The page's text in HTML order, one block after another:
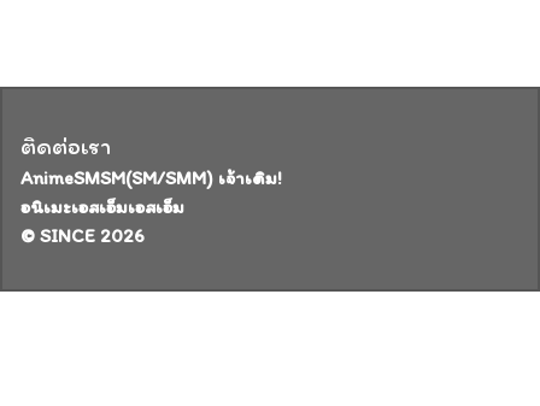
ติดต่อเรา
AnimeSMSM(SM/SMM) เจ้าเดิม!
อนิเมะเอสเอ็มเอสเอ็ม
© SINCE 2026